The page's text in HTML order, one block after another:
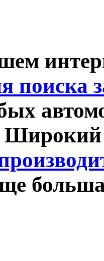
поиска
Широкий